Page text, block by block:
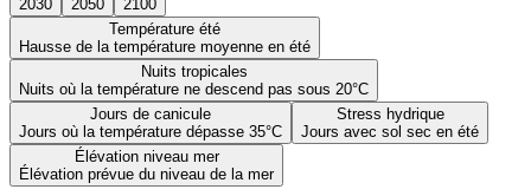
2030 2050
2100
Température été
Hausse de la température moyenne en été
Nuits tropicales
Nuits où la température ne descend pas sous 20°C
Jours de canicule
Jours où la température dépasse 35°C
Stress hydrique
Jours avec sol sec en été
Élévation niveau mer
Élévation prévue du niveau de la mer